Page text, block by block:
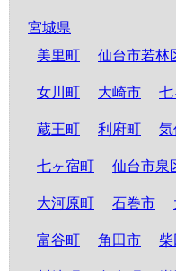
宮城県
美里町
仙台市若林
女川町 大崎市 七
蔵王町 利府町 気
七ヶ宿町 仙台市泉
大河原町 石巻市
富谷町 角田市